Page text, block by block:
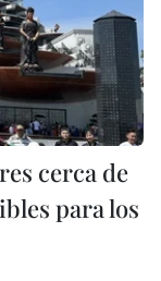
cerca de
para los